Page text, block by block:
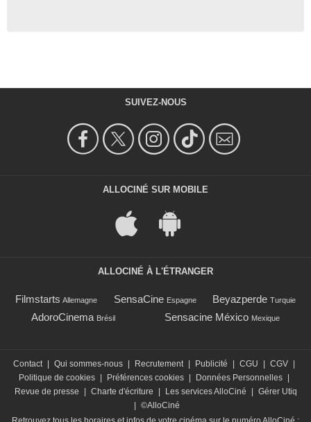
SUIVEZ-NOUS
ALLOCINÉ SUR MOBILE
ALLOCINÉ À L'ÉTRANGER
Filmstarts Allemagne SensaCine Espagne Beyazperde Turquie
AdoroCinema Brésil Sensacine México Mexique
Contact Qui sommes-nous Recrutement Publicité CGU CGV
Politique de cookies
Préférences cookies Données Personnelles
Revue de presse
Charte d'écriture Les services AlloCiné
Gérer Utiq
©AlloCiné